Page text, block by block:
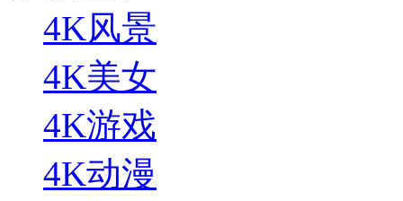
4K风景
4K美女
4K游戏
4K动漫